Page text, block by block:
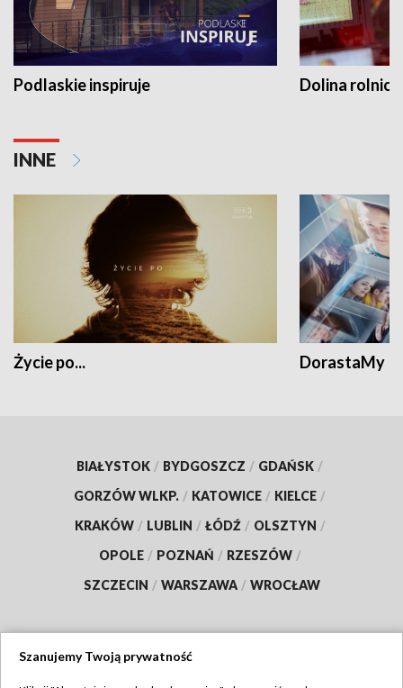
Podlaskie inspiruje Dolina
INNE
Życie po... DorastaMy
BIAŁYSTOK / BYDGOSZCZ / GDAŃSK /
GORZÓW WLKP. / KATOWICE / KIELCE /
KRAKÓW / LUBLIN / ŁÓDŹ / OLSZTYN /
OPOLE / POZNAŃ / RZESZÓW /
SZCZECIN / WARSZAWA / WROCŁAW
Szanujemy Twoją prywatność